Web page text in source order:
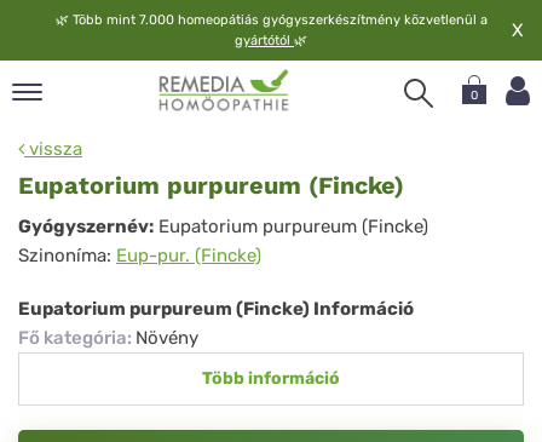
🌿 Több mint 7.000 homeopátiás gyógyszerkészítmény közvetlenül a
gyártótól 🌿 X
0
vissza
Eupatorium purpureum (Fincke)
Eupatorium
purpureum
(Fincke)
Gyógyszernév: Eupatorium purpureum (Fincke)
Szinoníma: Eup-pur. (Fincke)
Eupatorium purpureum (Fincke) Információ
Fő kategória: Növény
Több információ